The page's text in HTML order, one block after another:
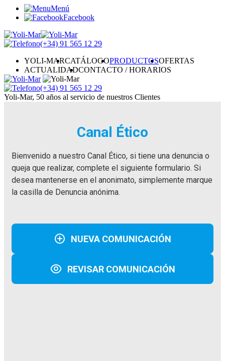
Menú
Facebook
(+34) 91 565 12 29
YOLI-MARCATÁLOGOPRODUCTOSOFERTAS
ACTUALIDADCONTACTO / HORARIOS
(+34) 91 565 12 29
Yoli-Mar, 50 años al servicio de nuestros Clientes